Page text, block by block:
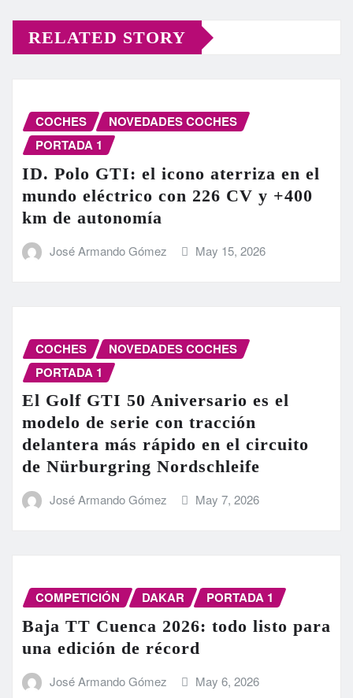
RELATED STORY
COCHES
NOVEDADES COCHES
PORTADA 1
ID. Polo GTI: el icono aterriza en el
mundo eléctrico con 226 CV y +400
km de autonomía
José Armando Gómez May 15, 2026
COCHES
NOVEDADES COCHES
PORTADA 1
El Golf GTI 50 Aniversario es el
modelo de serie con tracción
delantera más rápido en el circuito
de Nürburgring Nordschleife
José Armando Gómez May 7, 2026
COMPETICIÓN DAKAR PORTADA 1
Baja TT Cuenca 2026: todo listo para
una edición de récord
José Armando Gómez May 6, 2026